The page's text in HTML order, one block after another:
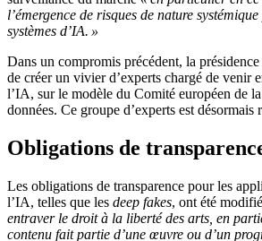
l’émergence de risques de nature
systèmes d’IA. »
Dans un compromis précédent, la
de créer un vivier d’experts chargé de venir
l’IA, sur le modèle du Comité européen de
données. Ce groupe d’experts est désormais
Obligations de
Les obligations de transparence pour les
l’IA, telles que les deep fakes, ont été
entraver le droit à la liberté des arts, en
contenu fait partie d’une œuvre ou d’un